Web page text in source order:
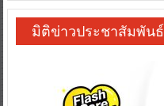
มิติข่าวประชาสัมพันธ์